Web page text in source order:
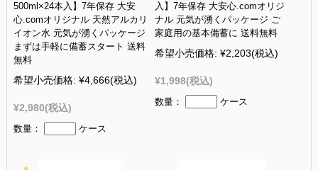
500ml×24本入】7年保存 大安
心.comオリジナル 天然アルカリ
イオン水 元気が湧くパッケージ
まずは手軽に備蓄スタート 送料
無料
希望小売価格: ¥4,666(税込)
¥2,980(税込)
数量： ケース
入】7年保存 大安心.comオリジ
ナル 元気が湧くパッケージ ご
家庭用の基本備蓄に 送料無料
希望小売価格: ¥2,203(税込)
¥1,998(税込)
数量： ケース